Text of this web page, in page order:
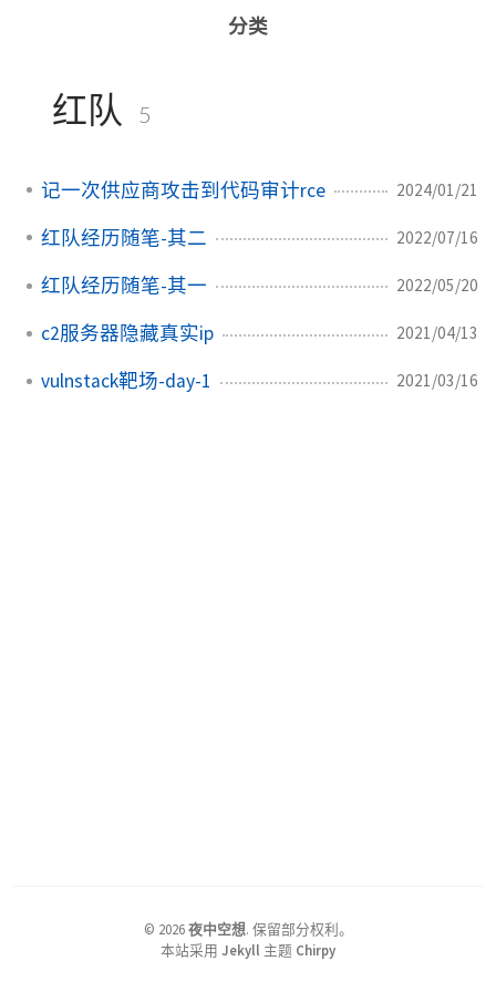
分类
红队 5
记一次供应商攻击到代码审计rce 2024/01/21
红队经历随笔-其二 2022/07/16
红队经历随笔-其一 2022/05/20
c2服务器隐藏真实ip 2021/04/13
vulnstack靶场-day-1 2021/03/16
© 2026 夜中空想. 保留部分权利。
本站采用 Jekyll 主题 Chirpy